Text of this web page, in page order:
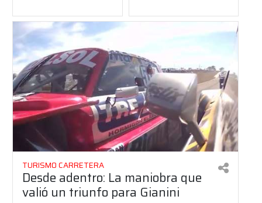
TURISMO CARRETERA
Desde adentro: La maniobra que
valió un triunfo para Gianini